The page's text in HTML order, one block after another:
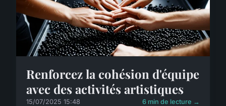
Renforcez la cohésion d'équipe
avec des activités artistiques
15/07/2025 15:48 6 min de lecture →